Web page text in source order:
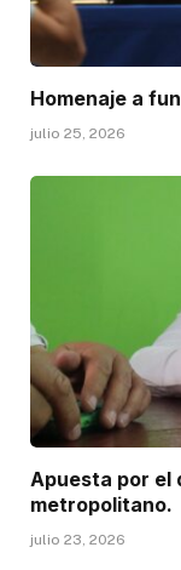
Homenaje a
julio 25, 2026
Apuesta por el
metropolitano.
julio 23, 2026